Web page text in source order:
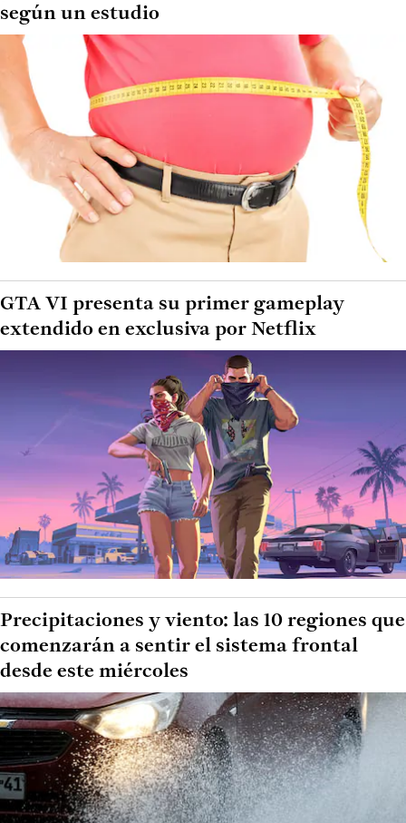
según un estudio
GTA VI presenta su primer gameplay
extendido en exclusiva por Netflix
Precipitaciones y viento: las 10 regiones que
comenzarán a sentir el sistema frontal
desde este miércoles